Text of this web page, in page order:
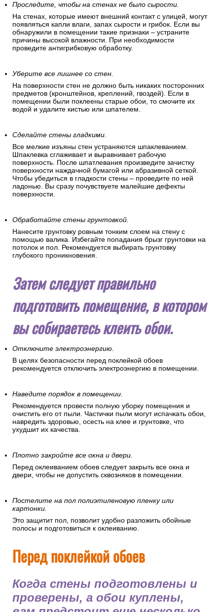
Проследите, чтобы на стенах не было сырости.
На стенах, которые имеют внешний контакт с улицей, могут
появляться капли влаги, запах сырости и грибок. Если вы
обнаружили в помещении такие признаки – устраните
причины высокой влажности. При необходимости
проведите антигрибковую обработку.
Уберите все лишнее со стен.
На поверхности стен не должно быть никаких посторонних
предметов (кронштейнов, креплений, гвоздей). Если в
помещении были поклеены старые обои, то смочите их
водой и удалите кистью или шпателем.
Сделайте стены гладкими.
Все мелкие изъяны стен устраняются шпаклеванием.
Шпаклевка сглаживает и выравнивает рабочую
поверхность. После шпатлевания произведите зачистку
поверхности наждачной бумагой или абразивной сеткой.
Чтобы убедиться в гладкости стены – проведите по ней
ладонью. Вы сразу почувствуете малейшие дефекты
поверхности.
Обработайте стены грунтовкой.
Нанесите грунтовку ровным тонким слоем на стену с
помощью валика. Избегайте попадания брызг грунтовки на
потолок и пол. Рекомендуется выбирать грунтовку
глубокого проникновения.
Затем следует правильно
подготовить помещение, в котором
вы собираетесь клеить обои.
Отключите электроэнергию.
В целях безопасности перед поклейкой обоев
рекомендуется отключить электроэнергию в помещении.
Наведите порядок в помещении.
Рекомендуется провести полную уборку помещения и
очистить его от пыли. Частички пыли могут испачкать обои,
навредить здоровью, осесть на клее и грунтовке, что
ухудшит их качества.
Плотно закройте все окна и двери.
Перед оклеиванием обоев следует закрыть все окна и
двери, чтобы не допустить сквозняков в помещении.
Постелите на пол полиэтиленовую пленку или
картонки.
Это защитит пол, позволит удобно разложить обойные
полосы и подготовиться к оклеиванию.
Перед поклейкой обоев
Когда стены подготовлены и
проверены, а обои куплены,